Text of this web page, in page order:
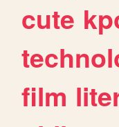
cute
film